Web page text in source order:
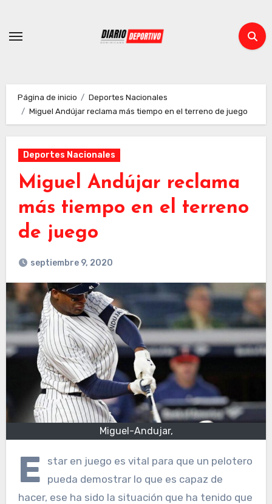
contenido
Página de inicio
Deportes Nacionales
Miguel Andújar reclama más tiempo en el terreno de juego
Deportes Nacionales
Miguel Andújar reclama
más tiempo en el terreno
de juego
septiembre 9, 2020
Miguel-Andujar,
E
star en juego es vital para que un pelotero
pueda demostrar lo que es capaz de
hacer, ese ha sido la situación que ha tenido que